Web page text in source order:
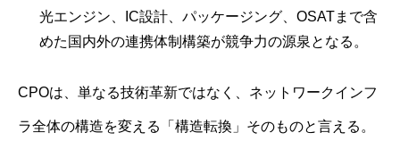
光エンジン、IC設計、パッケージング、OSATまで含
めた国内外の連携体制構築が競争力の源泉となる。
CPOは、単なる技術革新ではなく、ネットワークインフ
ラ全体の構造を変える「構造転換」そのものと言える。